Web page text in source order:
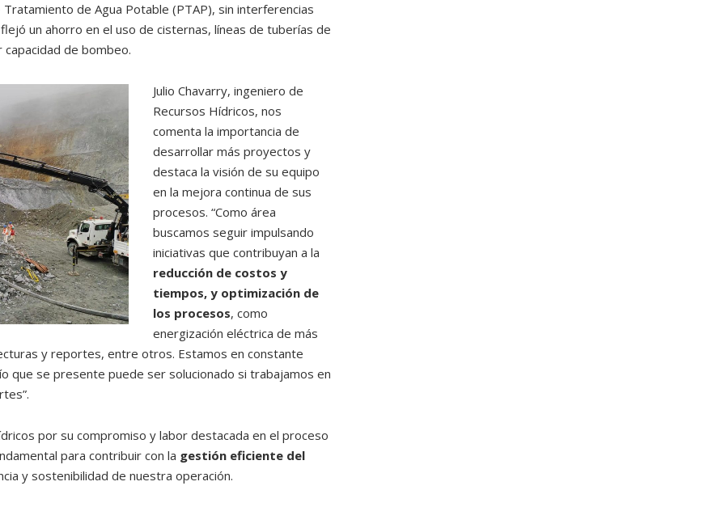
de Agua Potable (PTAP), sin interferencias
un ahorro en el uso de cisternas, líneas de tuberías de
de bombeo.
Julio Chavarry, ingeniero de
Recursos Hídricos, nos
comenta la importancia de
desarrollar más proyectos y
destaca la visión de su equipo
en la mejora continua de sus
procesos. “Como área
buscamos seguir impulsando
iniciativas que contribuyan a la
reducción de costos y
tiempos, y optimización de
los procesos, como
energización eléctrica de más
y reportes, entre otros. Estamos en constante
que se presente puede ser solucionado si trabajamos en
por su compromiso y labor destacada en el proceso
para contribuir con la gestión eficiente del
y sostenibilidad de nuestra operación.